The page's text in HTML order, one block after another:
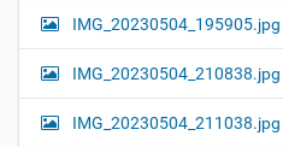
IMG_20230504_195905.jpg
IMG_20230504_210838.jpg
IMG_20230504_211038.jpg